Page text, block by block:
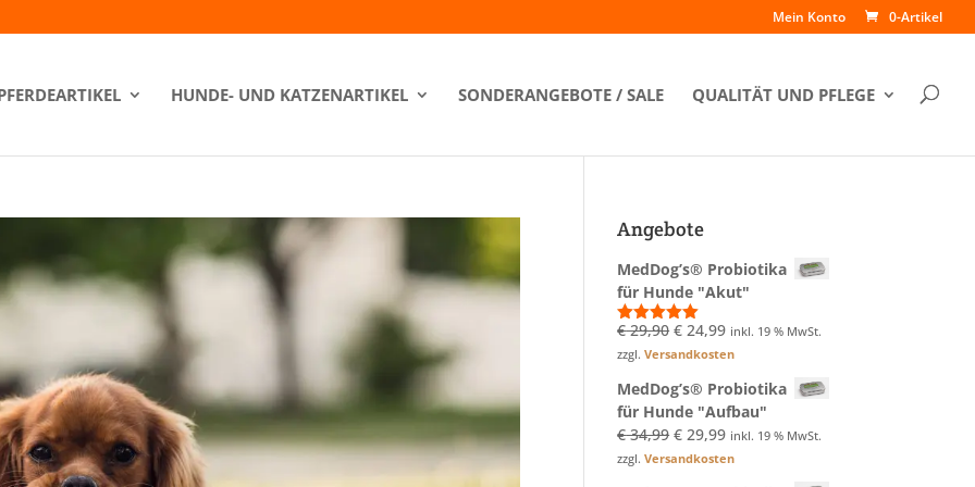
Mein Konto 0-Artikel
HUNDE- UND KATZENARTIKEL SONDERANGEBOTE / SALE QUALITÄT UND PFLEGE
Angebote
MedDog’s® Probiotika
für Hunde "Akut"
Bewertet
mit5.00
von 5
€29,90 Ursprünglicher
Preis
€ 29,90
€ 24,99Aktueller
Preis
€ 24,99.
inkl. 19 % MwSt.
zzgl.Versandkosten
MedDog’s® Probiotika
für Hunde "Aufbau"
€34,99 Ursprünglicher
Preis
€ 29,99Aktueller
Preis
inkl. 19 % MwSt.
zzgl.Versandkosten